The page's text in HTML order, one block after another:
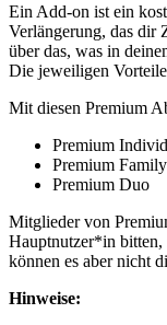
Ein Add-on ist ein
Verlängerung, das dir
über das, was in
Die jeweiligen
Mit diesen Premium
Premium
Premium Family
Premium Duo
Mitglieder von
Hauptnutzer*in
können es aber nicht
Hinweise: